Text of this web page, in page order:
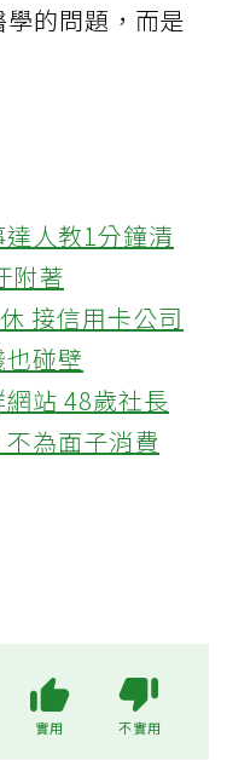
的問題，而是
人教1分鐘清
附著
接信用卡公司
碰壁
站 48歲社長
為面子消費
實用 不實用